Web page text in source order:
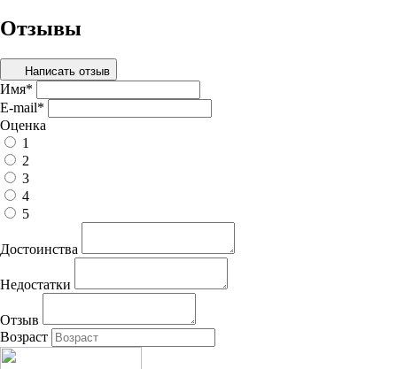
Отзывы
Написать отзыв
Имя*
E-mail*
Оценка
1
2
3
4
5
Достоинства
Недостатки
Отзыв
Возраст